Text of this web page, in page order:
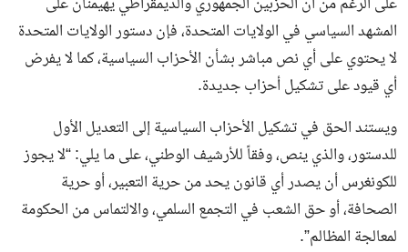
المشهد السياسي في الولايات المتحدة، فإن دستور الولايات المتحدة
لا يحتوي على أي نص مباشر بشأن الأحزاب السياسية، كما لا يفرض
أي قيود على تشكيل أحزاب جديدة.
ويستند الحق في تشكيل الأحزاب السياسية إلى التعديل الأول
للدستور، والذي ينص، وفقاً للأرشيف الوطني، على ما يلي: “لا يجوز
للكونغرس أن يصدر أي قانون يحد من حرية التعبير، أو حرية
الصحافة، أو حق الشعب في التجمع السلمي، والالتماس من الحكومة
لمعالجة المظالم”.